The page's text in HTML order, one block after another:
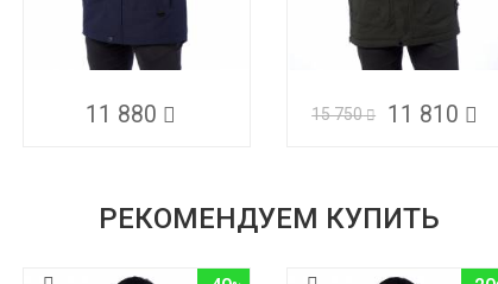
11 880 15 750 11 810
РЕКОМЕНДУЕМ КУПИТЬ